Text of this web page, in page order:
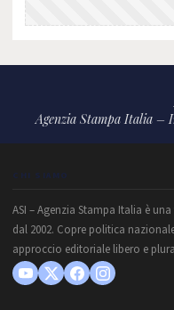
Agenzia Stampa Italia –
CHI SIAMO
ASI – Agenzia Stampa Italia è
dal 2002. Copre politica
approccio editoriale libero e